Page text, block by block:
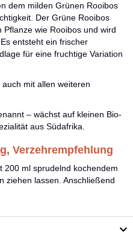
dem milden Grünen Rooibos
Der Grüne Rooibos
wie Rooibos und wird
entsteht ein frischer
für eine fruchtige Variation
mit allen weiteren
– wächst auf kleinen Bio-
aus Südafrika.
Verzehrempfehlung
200 ml sprudelnd kochendem
ziehen lassen. Anschließend